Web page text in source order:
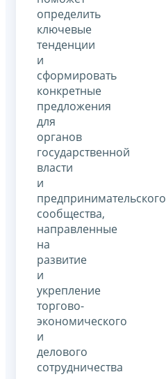
определить
ключевые
тенденции
и
сформировать
конкретные
предложения
для
органов
государственной
власти
и
предпринимательского
сообщества,
направленные
на
развитие
и
укрепление
торгово-
экономического
и
делового
сотрудничества